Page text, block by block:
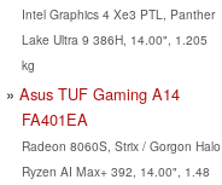
Intel Graphics 4 Xe3 PTL, Panther
Lake Ultra 9 386H, 14.00", 1.205
kg
Asus TUF Gaming A14
FA401EA
Radeon 8060S, Strix / Gorgon Halo
Ryzen AI Max+ 392, 14.00", 1.48